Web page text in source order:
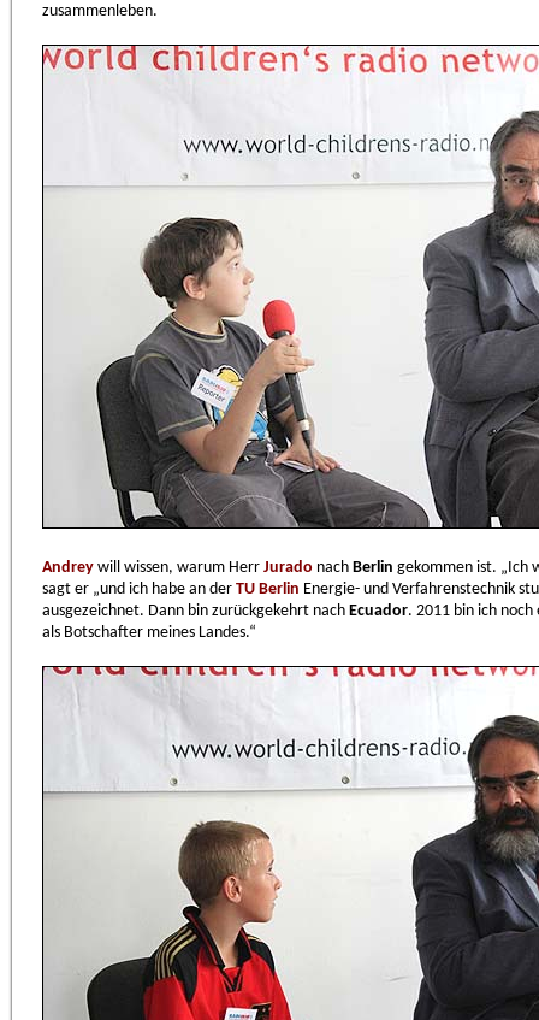
zusammenleben.
Andrey will wissen, warum Herr Jurado nach Berlin gekommen ist. „Ich
sagt er „und ich habe an der TU Berlin Energie- und Verfahrenstechnik
ausgezeichnet. Dann bin zurückgekehrt nach Ecuador. 2011 bin ich
als Botschafter meines Landes.“